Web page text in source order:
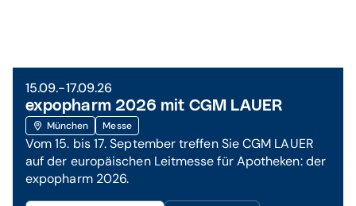
15.09.-17.09.26
expopharm 2026 mit CGM LAUER
München Messe
Vom 15. bis 17. September treffen Sie CGM LAUER
auf der europäischen Leitmesse für Apotheken: der
expopharm 2026.